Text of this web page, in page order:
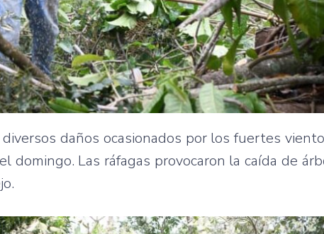
daños ocasionados por los fuertes
Las ráfagas provocaron la caída de